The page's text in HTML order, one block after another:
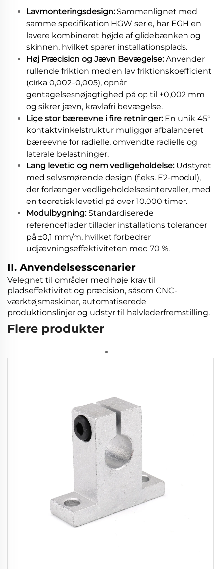
Lavmonteringsdesign: Sammenlignet med
samme specifikation HGW serie, har EGH en
lavere kombineret højde af glidebænken og
skinnen, hvilket sparer installationsplads.
Høj Præcision og Jævn Bevægelse:Anvender
rullende friktion med en lav friktionskoefficient
(cirka 0,002–0,005), opnår
gentagelsesnøjagtighed på op til ±0,002 mm
og sikrer jævn, kravlafri bevægelse.
Lige stor bæreevne i fire retninger: En unik 45°
kontaktvinkelstruktur muliggør afbalanceret
bæreevne for radielle, omvendte radielle og
laterale belastninger.
Lang levetid og nem vedligeholdelse: Udstyret
med selvsmørende design (f.eks. E2-modul),
der forlænger vedligeholdelsesintervaller, med
en teoretisk levetid på over 10.000 timer.
Modulbygning: Standardiserede
referenceflader tillader installations tolerancer
på ±0,1 mm/m, hvilket forbedrer
udjævningseffektiviteten med 70 %.
II. Anvendelsesscenarier
Velegnet til områder med høje krav til
pladseffektivitet og præcision, såsom CNC-
værktøjsmaskiner, automatiserede
produktionslinjer og udstyr til halvlederfremstilling.
Flere produkter